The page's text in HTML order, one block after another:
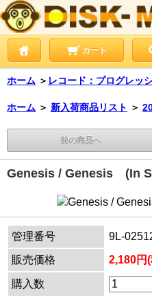
カート
ホーム ＞ レコード：プログレッ
ホーム ＞ 新入荷商品リスト ＞
前の商品へ
Genesis / Genesis (In
管理番号
9L-
販売価格
2,180円
購入数